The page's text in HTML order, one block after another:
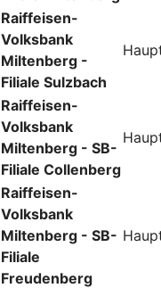
Raiffeisen-
Volksbank
Miltenberg -
Filiale Sulzbach
Raiffeisen-
Volksbank
Miltenberg - SB-
Filiale Collenberg
Raiffeisen-
Volksbank
Miltenberg - SB-
Filiale
Freudenberg